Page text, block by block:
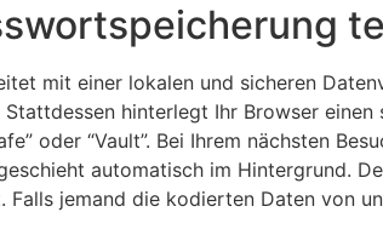
mit einer lokalen und sicheren
hinterlegt Ihr Browser
oder “Vault”. Bei Ihrem nächsten
automatisch im Hintergrund.
jemand die kodierten Daten von